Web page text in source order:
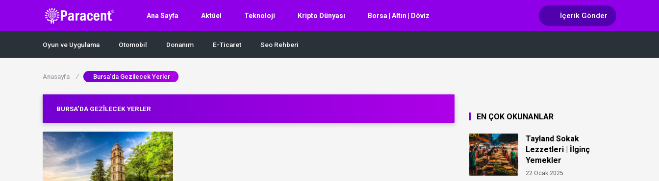
Ana Sayfa Aktüel Teknoloji Kripto Dünyası Borsa | Altın | Döviz İçerik Gönder
Oyun ve Uygulama Otomobil Donanım E-Ticaret Seo Rehberi
Anasayfa / Bursa’da Gezilecek Yerler
BURSA’DA GEZILECEK YERLER
EN ÇOK OKUNANLAR
Tayland Sokak
Lezzetleri | İlginç
Yemekler
22 Ocak 2025